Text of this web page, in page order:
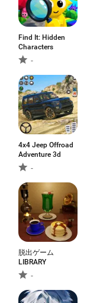
Find It: Hidden
Characters
-
4x4 Jeep Offroad
Adventure 3d
-
脱出ゲーム
LIBRARY
-